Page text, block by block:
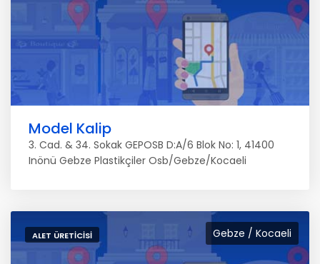
Model Kalip
3. Cad. & 34. Sokak GEPOSB D:A/6 Blok No: 1, 41400
Inönü Gebze Plastikçiler Osb/Gebze/Kocaeli
Gebze / Kocaeli
ALET ÜRETICISI